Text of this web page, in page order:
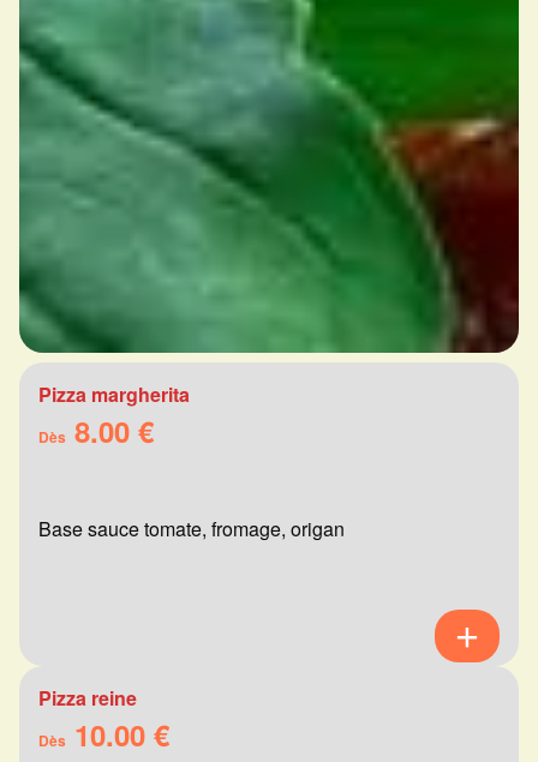
Pizza margherita
Dès 8.00 €
Base sauce tomate, fromage, origan
Pizza reine
Dès 10.00 €